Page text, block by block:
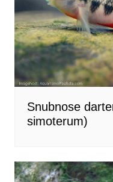
Snubnose
simoterum)